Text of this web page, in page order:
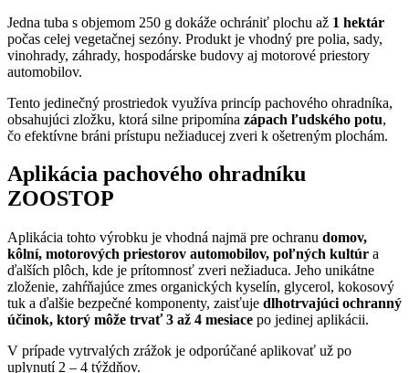
Jedna tuba s objemom 250 g dokáže ochrániť plochu až 1 hektár
počas celej vegetačnej sezóny. Produkt je vhodný pre polia, sady,
vinohrady, záhrady, hospodárske budovy aj motorové priestory
automobilov.
Tento jedinečný prostriedok využíva princíp pachového ohradníka,
obsahujúci zložku, ktorá silne pripomína zápach ľudského potu,
čo efektívne bráni prístupu nežiaducej zveri k ošetreným plochám.
Aplikácia pachového ohradníku
ZOOSTOP
Aplikácia tohto výrobku je vhodná najmä pre ochranu domov,
kôlní, motorových priestorov automobilov, poľných kultúr a
ďalších plôch, kde je prítomnosť zveri nežiaduca. Jeho unikátne
zloženie, zahŕňajúce zmes organických kyselín, glycerol, kokosový
tuk a ďalšie bezpečné komponenty, zaisťuje dlhotrvajúci ochranný
účinok, ktorý môže trvať 3 až 4 mesiace po jedinej aplikácii.
V prípade vytrvalých zrážok je odporúčané aplikovať už po
uplynutí 2 – 4 týždňov.